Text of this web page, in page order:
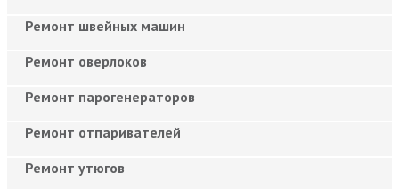
Ремонт швейных машин
Ремонт оверлоков
Ремонт парогенераторов
Ремонт отпаривателей
Ремонт утюгов